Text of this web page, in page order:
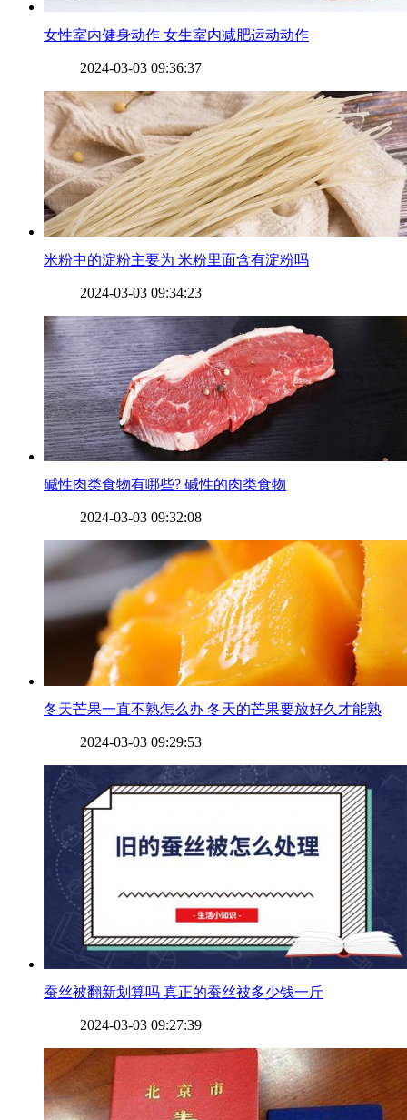
​女性室内健身动作 女生室内减肥运动动作
2024-03-03 09:36:37
​米粉中的淀粉主要为 米粉里面含有淀粉吗
2024-03-03 09:34:23
​碱性肉类食物有哪些? 碱性的肉类食物
2024-03-03 09:32:08
​冬天芒果一直不熟怎么办 冬天的芒果要放好久才能熟
2024-03-03 09:29:53
​蚕丝被翻新划算吗 真正的蚕丝被多少钱一斤
2024-03-03 09:27:39